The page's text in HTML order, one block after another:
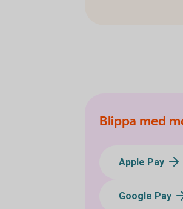
Blippa med
Apple Pay
Google Pay